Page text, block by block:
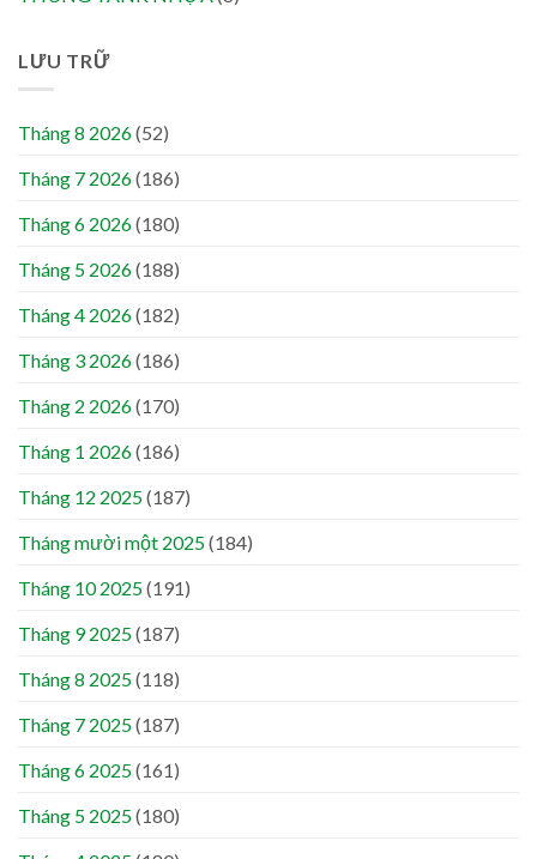
LƯU TRỮ
Tháng 8 2026(52)
Tháng 7 2026(186)
Tháng 6 2026(180)
Tháng 5 2026(188)
Tháng 4 2026(182)
Tháng 3 2026(186)
Tháng 2 2026(170)
Tháng 1 2026(186)
Tháng 12 2025(187)
Tháng mười một 2025(184)
Tháng 10 2025(191)
Tháng 9 2025(187)
Tháng 8 2025(118)
Tháng 7 2025(187)
Tháng 6 2025(161)
Tháng 5 2025(180)